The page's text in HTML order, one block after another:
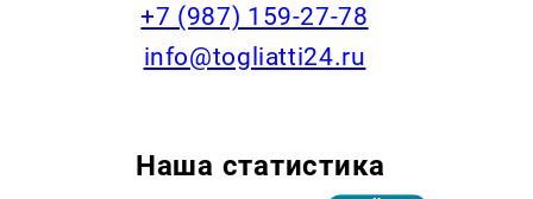
+7 (987) 159-27-78
info@togliatti24.ru
Наша статистика